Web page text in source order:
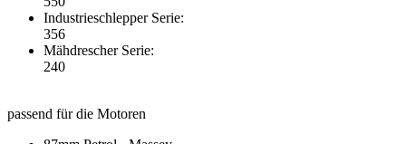
Industrieschlepper Serie:
356
Mähdrescher Serie:
240
passend für die Motoren